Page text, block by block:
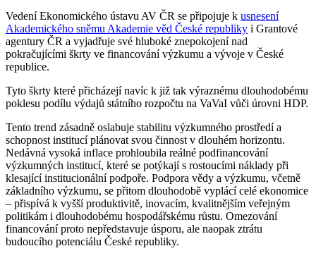
Vedení Ekonomického ústavu AV ČR se připojuje k usnesení
Akademického sněmu Akademie věd České republiky i Grantové
agentury ČR a vyjadřuje své hluboké znepokojení nad
pokračujícími škrty ve financování výzkumu a vývoje v České
republice.
Tyto škrty které přicházejí navíc k již tak výraznému dlouhodobému
poklesu podílu výdajů státního rozpočtu na VaVaI vůči úrovni HDP.
Tento trend zásadně oslabuje stabilitu výzkumného prostředí a
schopnost institucí plánovat svou činnost v dlouhém horizontu.
Nedávná vysoká inflace prohloubila reálné podfinancování
výzkumných institucí, které se potýkají s rostoucími náklady při
klesající institucionální podpoře. Podpora vědy a výzkumu, včetně
základního výzkumu, se přitom dlouhodobě vyplácí celé ekonomice
– přispívá k vyšší produktivitě, inovacím, kvalitnějším veřejným
politikám i dlouhodobému hospodářskému růstu. Omezování
financování proto nepředstavuje úsporu, ale naopak ztrátu
budoucího potenciálu České republiky.